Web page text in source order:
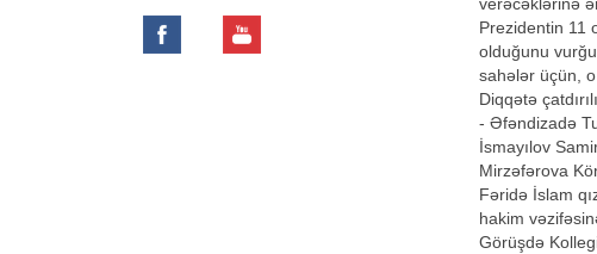
Prezidentin 11
olduğunu
sahələr üçün,
Diqqətə
- Əfəndizadə
İsmayılov
Mirzəfərova
Fəridə İslam
hakim
Görüşdə